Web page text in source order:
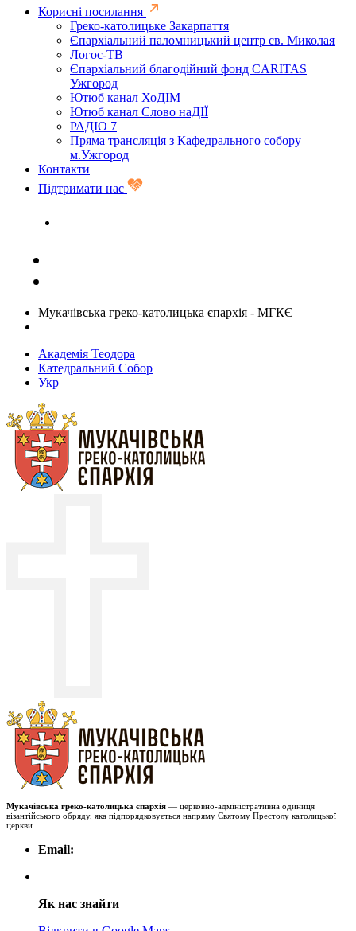
Корисні посилання
Греко-католицьке Закарпаття
Єпархіальний паломницький центр св. Миколая
Логос-ТВ
Єпархіальний благодійний фонд CARITAS
Ужгород
Ютюб канал ХоДІМ
Ютюб канал Слово наДІЇ
РАДІО 7
Пряма трансляція з Кафедрального собору
м.Ужгород
Контакти
Підтримати нас
Мукачівська греко-католицька єпархія - МГКЄ
Академія Теодора
Катедральний Собор
Укр
Мукачівська греко-католицька єпархія — церковно-адміністративна одиниця
візантійського обряду, яка підпорядковується напряму Святому Престолу католицької
церкви.
Email:
Як нас знайти